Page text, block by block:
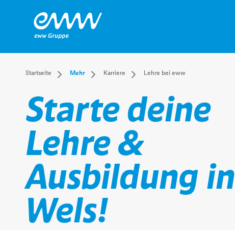
Startseite
Dropdown Startseite
Businesskunden
Mehr
Mehr
Dropdown Mehr
Unternehmen
Magazin
Karriere
Dropdown Karriere
Jobangebote
Benefits
Lehre bei eww
Starte deine
Lehre &
Ausbildung in
Wels!